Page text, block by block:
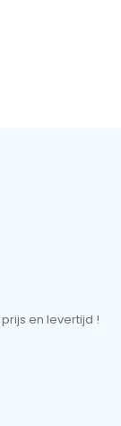
en levertijd !